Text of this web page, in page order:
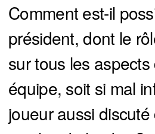
Comment est-il
président, dont le
sur tous les
équipe, soit si mal
joueur aussi